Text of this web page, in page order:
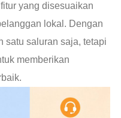
yang disesuaikan
lokal. Dengan
satu saluran saja, tetapi
memberikan